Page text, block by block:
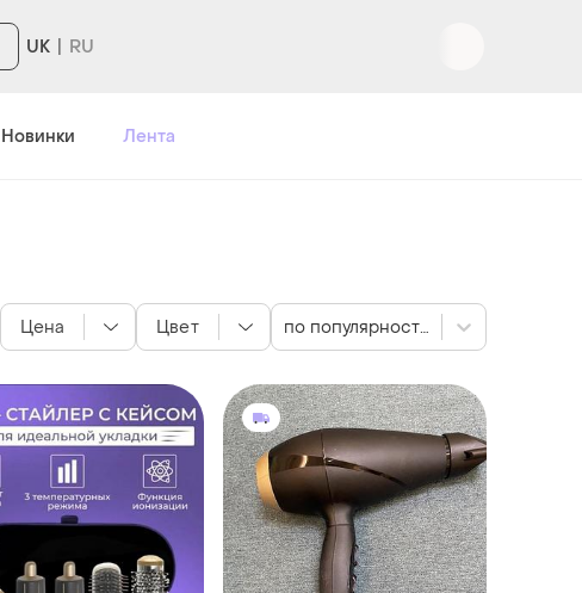
UK
Новинки Лента
Цена Цвет по популярности